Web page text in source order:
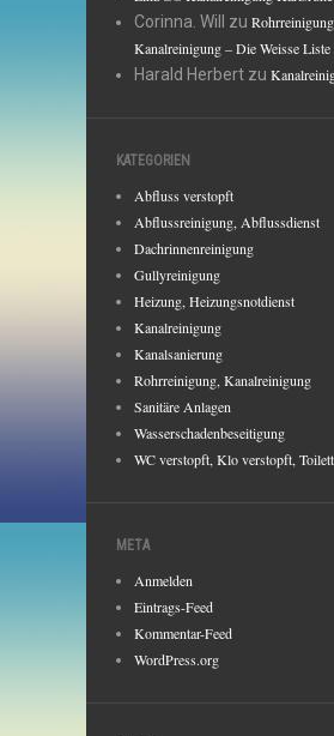
Corinna. Will
zu Rohrreinigung
Kanalreinigung – Die Weisse Liste
Harald Herbert zu
KATEGORIEN
Abfluss verstopft
Abflussreinigung, Abflussdienst
Dachrinnenreinigung
Gullyreinigung
Heizung, Heizungsnotdienst
Kanalreinigung
Kanalsanierung
Rohrreinigung, Kanalreinigung
Sanitäre Anlagen
Wasserschadenbeseitigung
WC verstopft, Klo verstopft,
META
Anmelden
Eintrags-Feed
Kommentar-Feed
WordPress.org